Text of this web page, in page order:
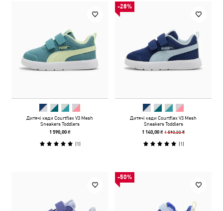
Дитячі кеди Courtflex V3 Mesh
Sneakers Toddlers
1 590,00 ₴
(1)
-28%
Дитячі кеди Courtflex V3 Mesh
Sneakers Toddlers
1 140,00 ₴1 590,00 ₴
(1)
-50%